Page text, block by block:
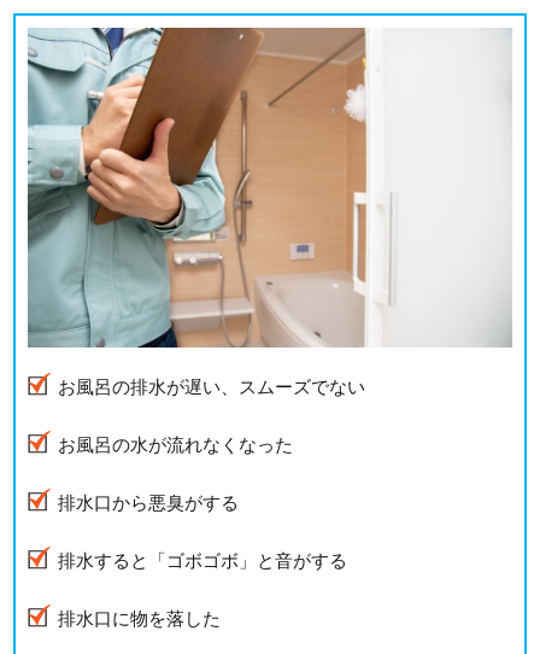
お風呂の排水が遅い、スムーズでない
お風呂の水が流れなくなった
排水口から悪臭がする
排水すると「ゴボゴボ」と音がする
排水口に物を落した